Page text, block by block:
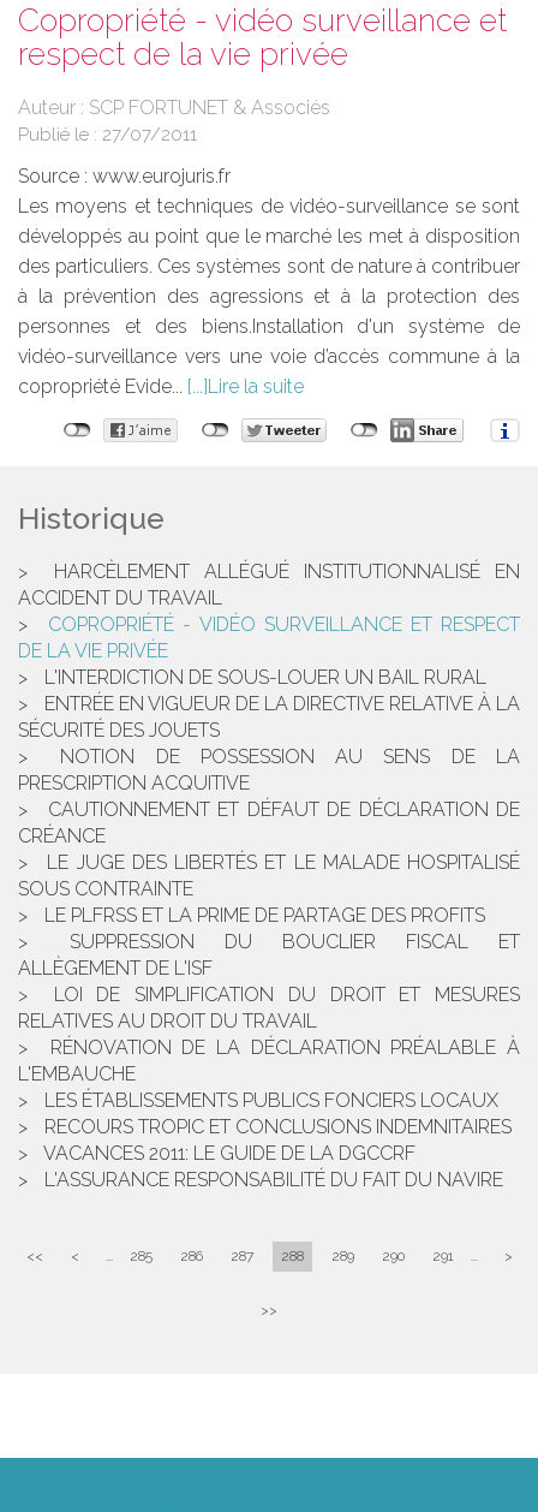
Copropriété - vidéo surveillance et
respect de la vie privée
Auteur : SCP FORTUNET & Associés
Publié le : 27/07/2011
Source : www.eurojuris.fr
Les moyens et techniques de vidéo-surveillance se sont
développés au point que le marché les met à disposition
des particuliers. Ces systèmes sont de nature à contribuer
à la prévention des agressions et à la protection des
personnes et des biens.Installation d'un système de
vidéo-surveillance vers une voie d’accès commune à la
copropriété Evide...
Lire la suite
Historique
HARCÈLEMENT ALLÉGUÉ INSTITUTIONNALISÉ EN
ACCIDENT DU TRAVAIL
COPROPRIÉTÉ - VIDÉO SURVEILLANCE ET RESPECT
DE LA VIE PRIVÉE
L'INTERDICTION DE SOUS-LOUER UN BAIL RURAL
ENTRÉE EN VIGUEUR DE LA DIRECTIVE RELATIVE À LA
SÉCURITÉ DES JOUETS
NOTION DE POSSESSION AU SENS DE LA
PRESCRIPTION ACQUITIVE
CAUTIONNEMENT ET DÉFAUT DE DÉCLARATION DE
CRÉANCE
LE JUGE DES LIBERTÉS ET LE MALADE HOSPITALISÉ
SOUS CONTRAINTE
LE PLFRSS ET LA PRIME DE PARTAGE DES PROFITS
SUPPRESSION DU BOUCLIER FISCAL ET
ALLÈGEMENT DE L'ISF
LOI DE SIMPLIFICATION DU DROIT ET MESURES
RELATIVES AU DROIT DU TRAVAIL
RÉNOVATION DE LA DÉCLARATION PRÉALABLE À
L'EMBAUCHE
LES ÉTABLISSEMENTS PUBLICS FONCIERS LOCAUX
RECOURS TROPIC ET CONCLUSIONS INDEMNITAIRES
VACANCES 2011: LE GUIDE DE LA DGCCRF
L'ASSURANCE RESPONSABILITÉ DU FAIT DU NAVIRE
<< < ... 285 286 287 288 289 290 291 ... >
>>